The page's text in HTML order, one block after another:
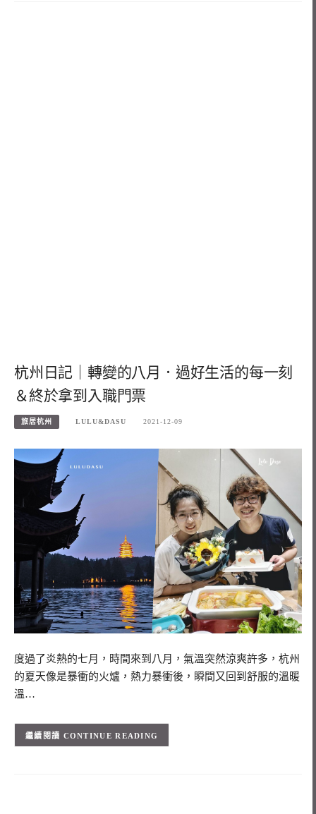
杭州日記｜轉變的八月．過好生活的每一刻
＆終於拿到入職門票
旅居杭州 LULU&DASU 2021-12-09
度過了炎熱的七月，時間來到八月，氣溫突然涼爽許多，杭州
的夏天像是暴衝的火爐，熱力暴衝後，瞬間又回到舒服的溫暖
溫…
CONTINUE READING